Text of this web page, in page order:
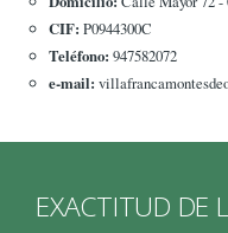
CIF: P0944300C
Teléfono: 947582072
e-mail:
EXACTITUD DE